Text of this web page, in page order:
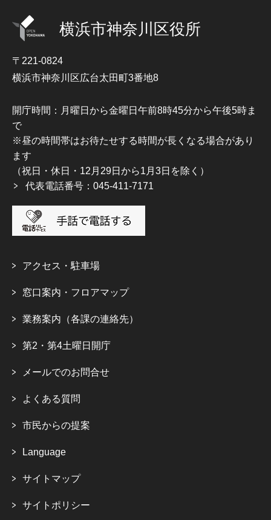
横浜市神奈川区役所
〒221-0824
横浜市神奈川区広台太田町3番地8
開庁時間：月曜日から金曜日午前8時45分から午後5時ま
で
※昼の時間帯はお待たせする時間が長くなる場合があり
ます
（祝日・休日・12月29日から1月3日を除く）
代表電話番号：045-411-7171
アクセス・駐車場
窓口案内・フロアマップ
業務案内（各課の連絡先）
第2・第4土曜日開庁
メールでのお問合せ
よくある質問
市民からの提案
Language
サイトマップ
サイトポリシー